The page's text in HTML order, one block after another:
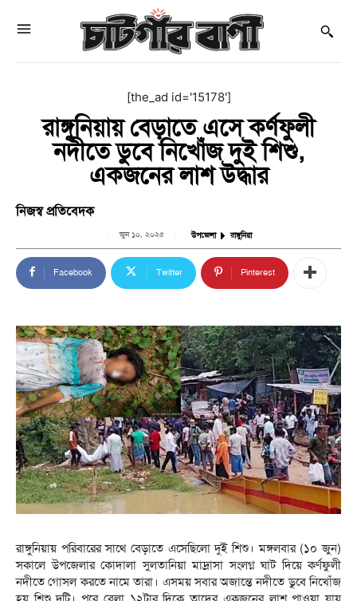
[the_ad id='15178']
রাঙ্গুনিয়ায় বেড়াতে এসে কর্ণফুলী
নদীতে ডুবে নিখোঁজ দুই শিশু,
একজনের লাশ উদ্ধার
নিজস্ব প্রতিবেদক
জুন ১০, ২০২৫ উপজেলা রাঙ্গুনিয়া
Facebook Twitter Pinterest
রাঙ্গুনিয়ায় পরিবারের সাথে বেড়াতে এসেছিলো দুই শিশু। মঙ্গলবার (১০ জুন)
সকালে উপজেলার কোদালা সুলতানিয়া মাদ্রাসা সংলগ্ন ঘাট দিয়ে কর্ণফুলী
নদীতে গোসল করতে নামে তারা। এসময় সবার অজান্তে নদীতে ডুবে নিখোঁজ